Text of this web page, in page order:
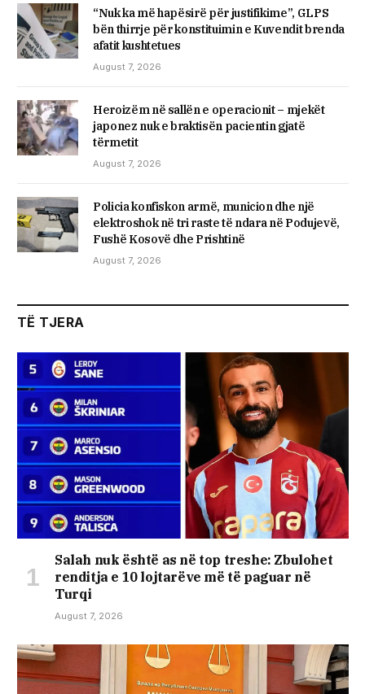
“Nuk ka më hapësirë për justifikime”, GLPS
bën thirrje për konstituimin e Kuvendit brenda
afatit kushtetues
August 7, 2026
Heroizëm në sallën e operacionit – mjekët
japonez nuk e braktisën pacientin gjatë
tërmetit
August 7, 2026
Policia konfiskon armë, municion dhe një
elektroshok në tri raste të ndara në Podujevë,
Fushë Kosovë dhe Prishtinë
August 7, 2026
TË TJERA
Salah nuk është as në top treshe: Zbulohet
renditja e 10 lojtarëve më të paguar në
Turqi
August 7, 2026